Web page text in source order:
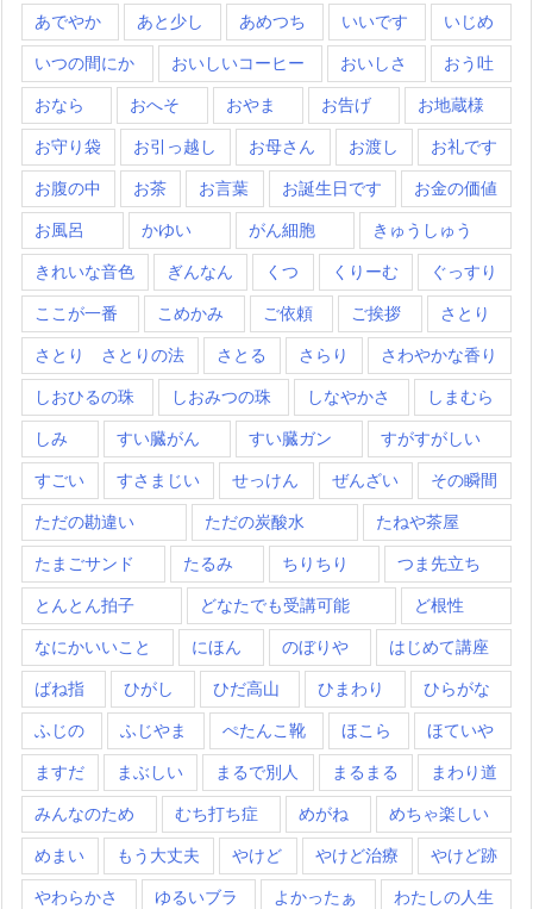
あでやか あと少し あめつち いいです いじめ
いつの間にか おいしいコーヒー おいしさ おう吐
おなら おへそ おやま お告げ お地蔵様
お守り袋 お引っ越し お母さん お渡し お礼です
お腹の中 お茶 お言葉 お誕生日です お金の価値
お風呂 かゆい がん細胞 きゅうしゅう
きれいな音色 ぎんなん くつ くりーむ ぐっすり
ここが一番 こめかみ ご依頼 ご挨拶 さとり
さとり さとりの法 さとる さらり さわやかな香り
しおひるの珠 しおみつの珠 しなやかさ しまむら
しみ すい臓がん すい臓ガン すがすがしい
すごい すさまじい せっけん ぜんざい その瞬間
ただの勘違い ただの炭酸水 たねや茶屋
たまごサンド たるみ ちりちり つま先立ち
とんとん拍子 どなたでも受講可能 ど根性
なにかいいこと にほん のぼりや はじめて講座
ばね指 ひがし ひだ高山 ひまわり ひらがな
ふじの ふじやま ぺたんこ靴 ほこら ほていや
ますだ まぶしい まるで別人 まるまる まわり道
みんなのため むち打ち症 めがね めちゃ楽しい
めまい もう大丈夫 やけど やけど治療 やけど跡
やわらかさ ゆるいブラ よかったぁ わたしの人生